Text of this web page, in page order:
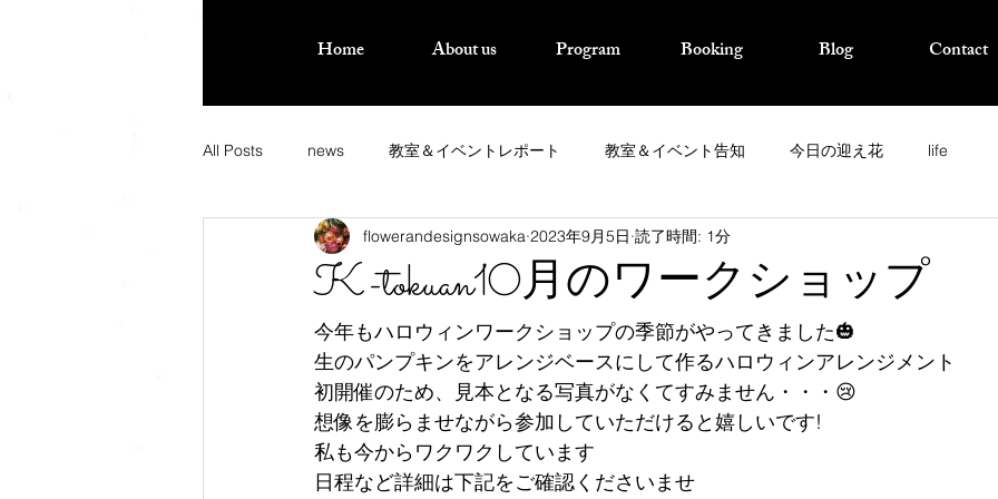
Home About us Program Booking Blog Contact
All Posts news 教室＆イベントレポート 教室＆イベント告知 今日の迎え花 life
K-tokuan10月のワークショップ
flowerandesignsowaka 2023年9月5日 読了時間: 1分
今年もハロウィンワークショップの季節がやってきました🎃
生のパンプキンをアレンジベースにして作るハロウィンアレンジメント
初開催のため、見本となる写真がなくてすみません・・・😢
想像を膨らませながら参加していただけると嬉しいです!
私も今からワクワクしています
日程など詳細は下記をご確認くださいませ